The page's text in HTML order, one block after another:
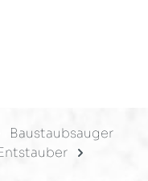
enthält 0
Baustaubsauger